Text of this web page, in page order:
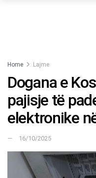
Home Lajme
Dogana e
pajisje të
elektronike
16/10/2025